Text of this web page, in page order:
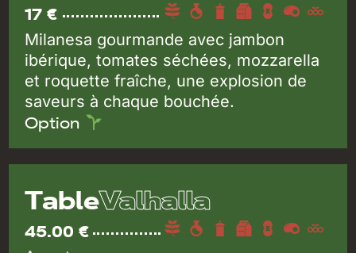
17 €
Milanesa gourmande avec jambon
ibérique, tomates séchées, mozzarella
et roquette fraîche, une explosion de
saveurs à chaque bouchée.
Option
TableValhalla
45.00 €